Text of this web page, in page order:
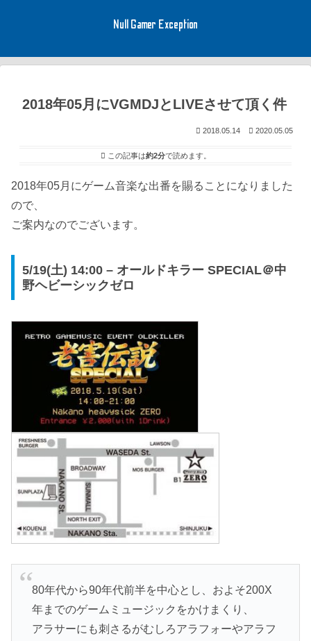
Null Gamer Exception
2018年05月にVGMDJとLIVEさせて頂く件
2018.05.14 2020.05.05
この記事は約2分で読めます。
2018年05月にゲーム音楽な出番を賜ることになりました
ので、
ご案内なのでございます。
5/19(土) 14:00 – オールドキラー SPECIAL＠中
野ヘビーシックゼロ
80年代から90年代前半を中心とし、およそ200X
年までのゲームミュージックをかけまくり、
アラサーにも刺さるがむしろアラフォーやアラフ